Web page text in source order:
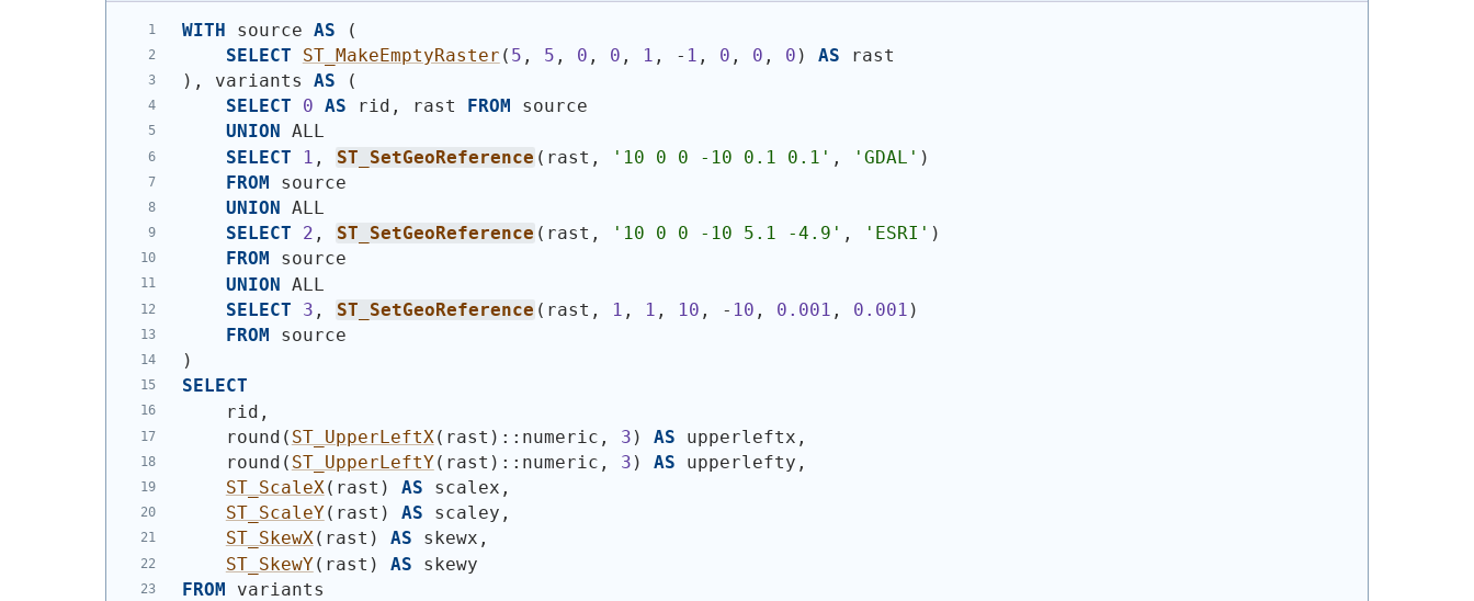
WITH source AS
(
SELECT
ST_MakeEmptyRaster ( 5 , 5 , 0 , 0 , 1 , - 1 , 0 , 0 , 0 ) AS rast
) , variants AS
(
SELECT
0 AS rid, rast FROM
source
UNION
ALL
SELECT
1 , ST_SetGeoReference ( rast, '10 0 0 -10 0.1 0.1' , 'GDAL' )
FROM source
UNION ALL
SELECT
2 , ST_SetGeoReference ( rast, '10 0 0 -10 5.1 -4.9' , 'ESRI' )
FROM
source
UNION ALL
SELECT
3 , ST_SetGeoReference ( rast, 1 , 1 , 10 , - 10 , 0.001 , 0.001 )
FROM source
)
SELECT
    rid,
    round
( ST_UpperLeftX ( rast ) ::numeric, 3 ) AS upperleftx,
    round
( ST_UpperLeftY( rast ) ::numeric, 3 ) AS upperlefty,
ST_ScaleX( rast ) AS scalex,
ST_ScaleY( rast ) AS scaley,
ST_SkewX( rast ) AS skewx,
ST_SkewY( rast ) AS skewy
FROM variants